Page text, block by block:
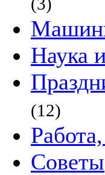
Наука
(12)
Советы